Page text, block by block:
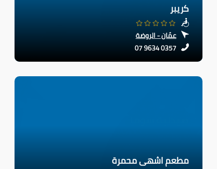
كريبر
عمّان - الروضة
07 9634 0357
مطعم اشهى محمرة